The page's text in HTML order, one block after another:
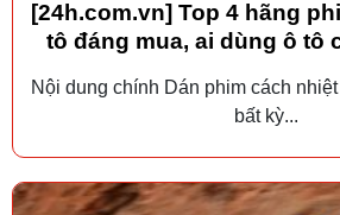
[24h.com.vn] Top 4 hãng
tô đáng mua, ai dùng ô tô
Nội dung chính Dán phim cách
bất kỳ...